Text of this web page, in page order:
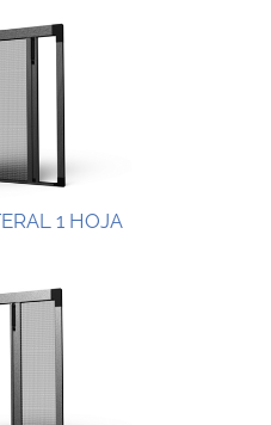
1 HOJA